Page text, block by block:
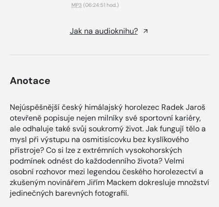
MP3 (06:24:51 hod.)
Jak na audioknihu?
Anotace
Nejúspěšnější český himálajský horolezec Radek Jaroš
otevřeně popisuje nejen milníky své sportovní kariéry,
ale odhaluje také svůj soukromý život. Jak fungují tělo a
mysl při výstupu na osmitisícovku bez kyslíkového
přístroje? Co si lze z extrémních vysokohorských
podmínek odnést do každodenního života? Velmi
osobní rozhovor mezi legendou českého horolezectví a
zkušeným novinářem Jiřím Mackem dokresluje množství
jedinečných barevných fotografií.